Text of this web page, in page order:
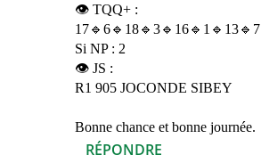
👁️ TQQ+ :
17🔹6🔹18🔹3🔹16🔹1🔹13🔹7
Si NP : 2
👁️ JS :
R1 905 JOCONDE SIBEY
Bonne chance et bonne journée.
RÉPONDRE